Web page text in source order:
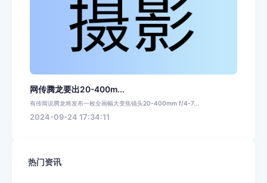
网传腾龙要出20-400m...
有传闻说腾龙将发布一枚全画幅大变焦镜头20-400mm f/4-7...
2024-09-24 17:34:11
热门资讯